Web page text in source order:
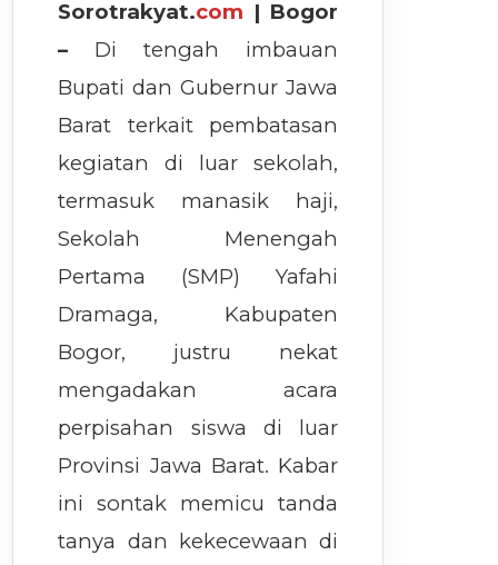
Sorotrakyat.com | Bogor
– Di tengah imbauan
Bupati dan Gubernur Jawa
Barat terkait pembatasan
kegiatan di luar sekolah,
termasuk manasik haji,
Sekolah Menengah
Pertama (SMP) Yafahi
Dramaga, Kabupaten
Bogor, justru nekat
mengadakan acara
perpisahan siswa di luar
Provinsi Jawa Barat. Kabar
ini sontak memicu tanda
tanya dan kekecewaan di